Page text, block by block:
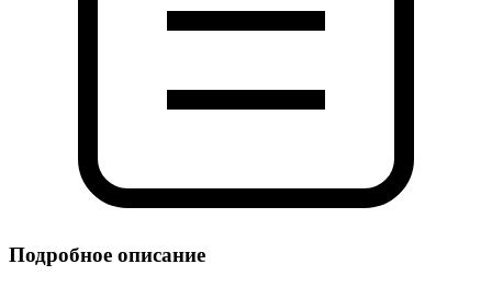
Подробное описание